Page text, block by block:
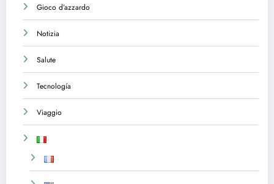
Gioco d’azzardo
Notizia
Salute
Tecnología
Viaggio